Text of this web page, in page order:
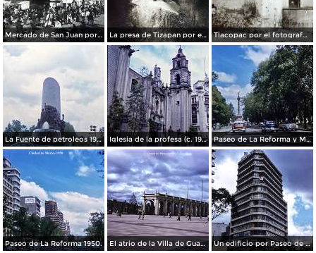
Mercado de San Juan por el fotografo Felix Miret La presa de Tizapan por el fotografo Fernando Kososky. ( Circulada el 22 de Diembre de 1910 ). Tlacopac por el fotografo Hugo Brehme.
La Fuente de petroleos 1950. Iglesia de la profesa (c. 1950) Paseo de La Reforma y Mto a La Independencia 1950
Paseo de La Reforma 1950. El atrio de la Villa de Guadalupe 1950. Un edificio por Paseo de La Reforma 1950